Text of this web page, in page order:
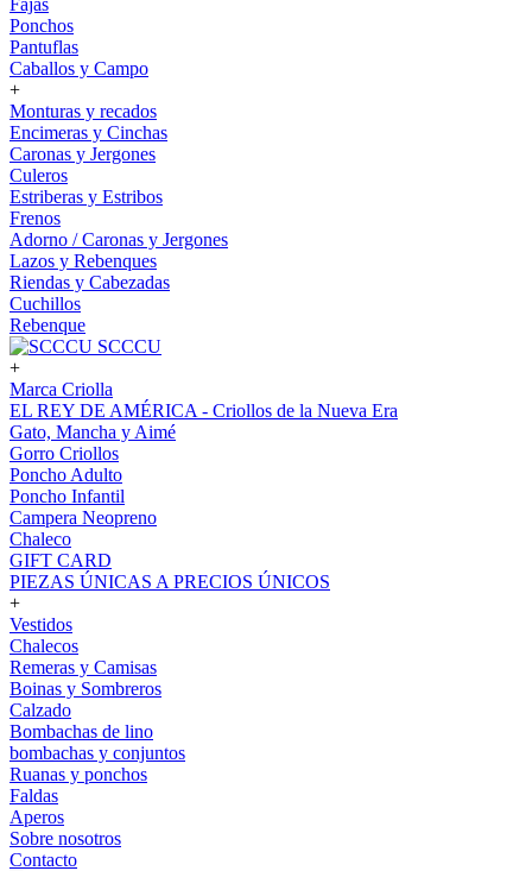
Fajas
Ponchos
Pantuflas
Caballos y Campo
+
Monturas y recados
Encimeras y Cinchas
Caronas y Jergones
Culeros
Estriberas y Estribos
Frenos
Adorno / Caronas y Jergones
Lazos y Rebenques
Riendas y Cabezadas
Cuchillos
Rebenque
SCCCU
+
Marca Criolla
EL REY DE AMÉRICA - Criollos de la Nueva Era
Gato, Mancha y Aimé
Gorro Criollos
Poncho Adulto
Poncho Infantil
Campera Neopreno
Chaleco
GIFT CARD
PIEZAS ÚNICAS A PRECIOS ÚNICOS
+
Vestidos
Chalecos
Remeras y Camisas
Boinas y Sombreros
Calzado
Bombachas de lino
bombachas y conjuntos
Ruanas y ponchos
Faldas
Aperos
Sobre nosotros
Contacto